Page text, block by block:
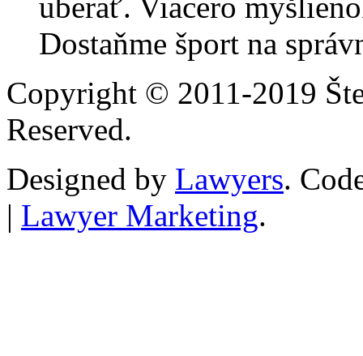
uberať. Viacero
Dostaňme šport na
Copyright © 2011-2019
Reserved.
Designed by Lawyers.
| Lawyer Marketing.